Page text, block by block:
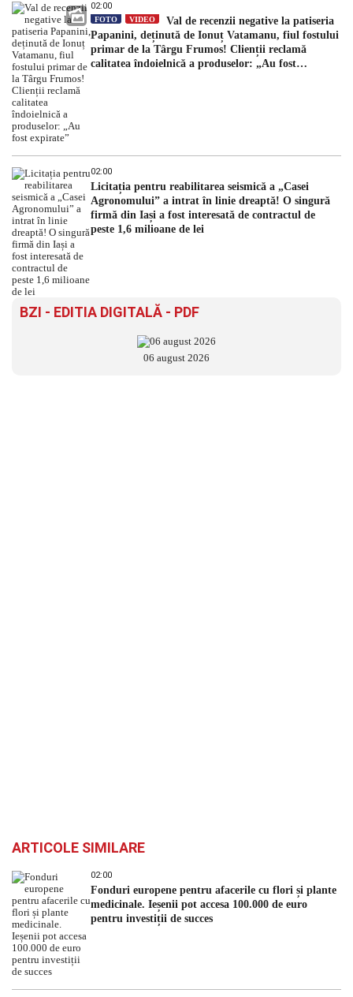
02:00
FOTO VIDEO
Val de recenzii negative la patiseria
Papanini, deținută de Ionuț Vatamanu, fiul fostului
primar de la Târgu Frumos! Clienții reclamă
calitatea îndoielnică a produselor: „Au fost
02:00
Licitația pentru reabilitarea seismică a „Casei
Agronomului” a intrat în linie dreaptă! O singură
firmă din Iași a fost interesată de contractul de
peste 1,6 milioane de lei
BZI - EDITIA DIGITALĂ - PDF
06 august 2026
ARTICOLE SIMILARE
02:00
Fonduri europene pentru afacerile cu flori și plante
medicinale. Ieșenii pot accesa 100.000 de euro
pentru investiții de succes